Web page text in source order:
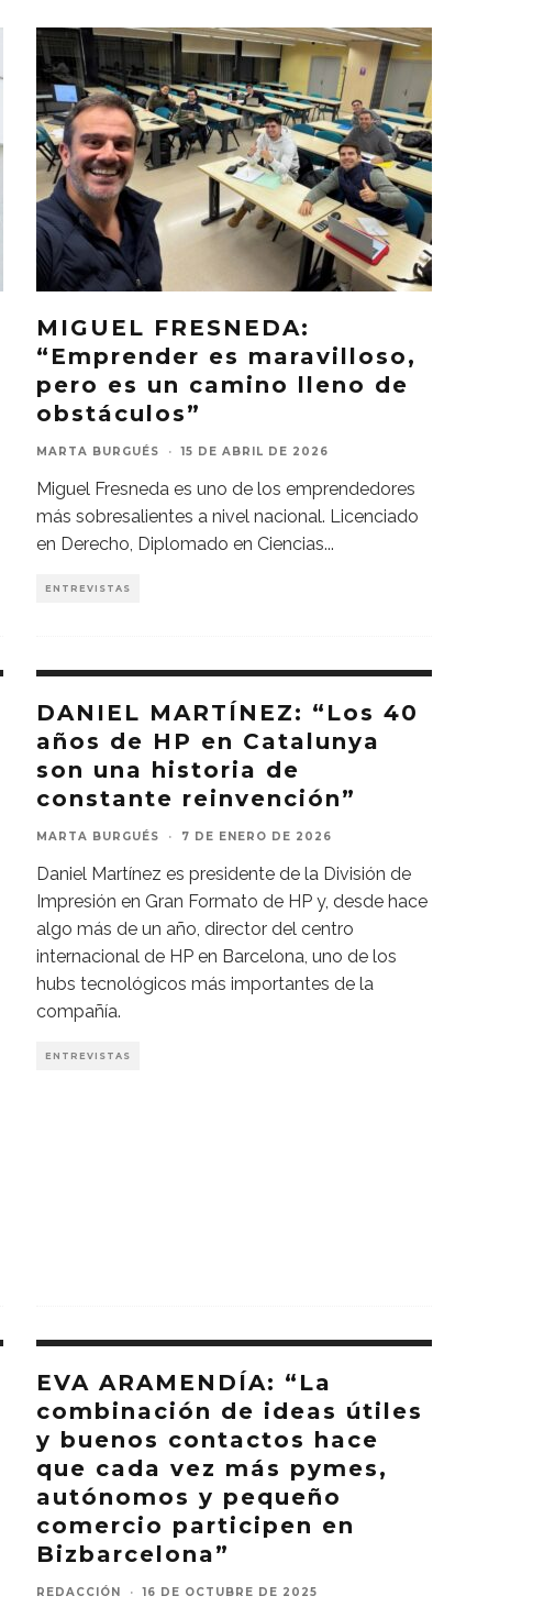
MIGUEL FRESNEDA:
“Emprender es maravilloso,
pero es un camino lleno de
obstáculos”
MARTA BURGUÉS · 15 DE ABRIL DE 2026
Miguel Fresneda es uno de los emprendedores
más sobresalientes a nivel nacional. Licenciado
en Derecho, Diplomado en Ciencias...
ENTREVISTAS
DANIEL MARTÍNEZ: “Los 40
años de HP en Catalunya
son una historia de
constante reinvención”
MARTA BURGUÉS · 7 DE ENERO DE 2026
Daniel Martínez es presidente de la División de
Impresión en Gran Formato de HP y, desde hace
algo más de un año, director del centro
internacional de HP en Barcelona, uno de los
hubs tecnológicos más importantes de la
compañía.
ENTREVISTAS
EVA ARAMENDÍA: “La
combinación de ideas útiles
y buenos contactos hace
que cada vez más pymes,
autónomos y pequeño
comercio participen en
Bizbarcelona”
REDACCIÓN · 16 DE OCTUBRE DE 2025